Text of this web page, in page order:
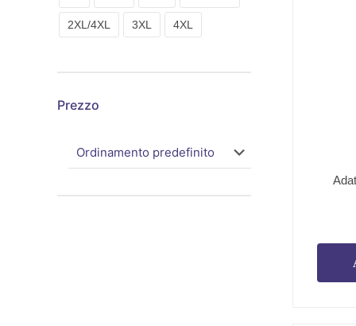
2XL/4XL 3XL 4XL
Prezzo